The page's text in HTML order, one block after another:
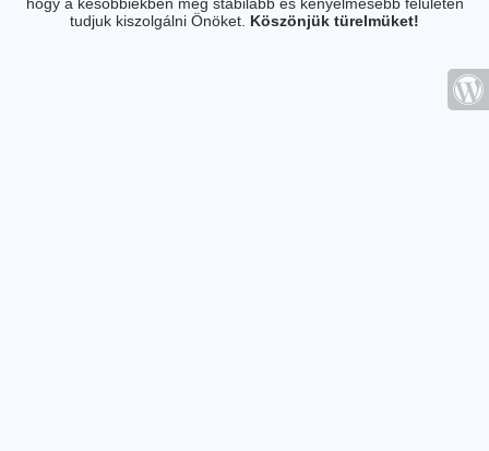
tudjuk kiszolgálni Önöket. Köszönjük türelmüket!